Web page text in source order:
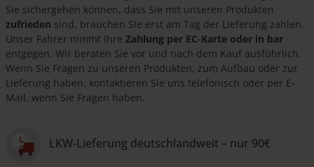
Sie sichergehen können, dass Sie mit unseren Produkten
zufrieden sind, brauchen Sie erst am Tag der Lieferung zahlen.
Unser Fahrer nimmt Ihre Zahlung per EC-Karte oder in bar
entgegen. Wir beraten Sie vor und nach dem Kauf ausführlich.
Wenn Sie Fragen zu unseren Produkten, zum Aufbau oder zur
Lieferung haben, kontaktieren Sie uns telefonisch oder per E-
Mail, wenn Sie Fragen haben.
LKW-Lieferung deutschlandweit – nur 90€